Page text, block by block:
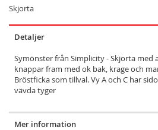
Skjorta
Detaljer
Symönster från Simplicity - Skjorta
knappar fram med ok bak, krage och
Bröstficka som tillval. Vy A och C har
vävda tyger
Mer information